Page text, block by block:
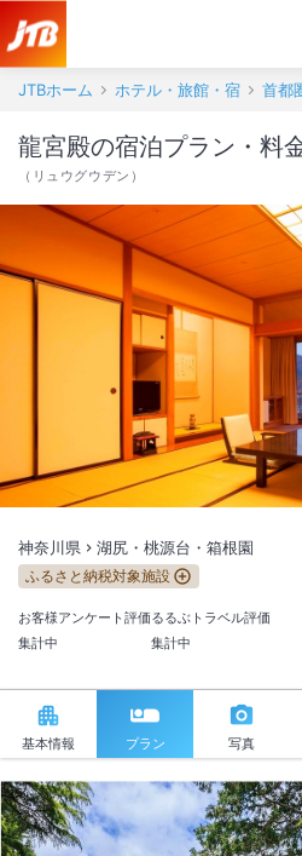
JTBホーム ホテル・旅館・宿 首都
龍宮殿の宿泊プラン・料
（ リュウグウデン ）
神奈川県 湖尻・桃源台・箱根園
ふるさと納税対象施設
お客様アンケート評価
集計中
るるぶトラベル評価
集計中
基本情報 プラン 写真